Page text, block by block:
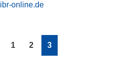
ibr-online.de
Page
1 Page
2 Page
3